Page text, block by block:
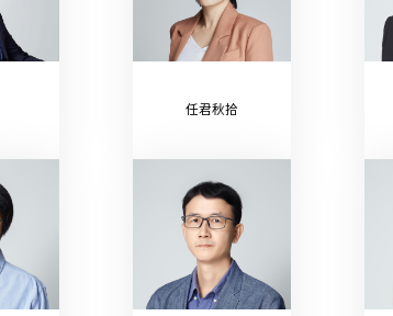
任君秋拾